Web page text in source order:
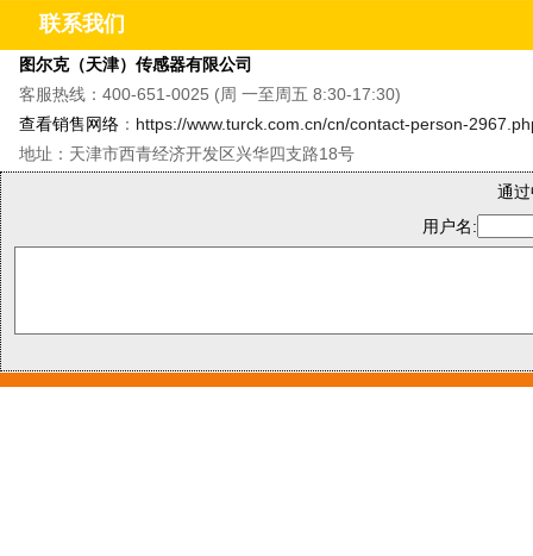
联系我们
图尔克（天津）传感器有限公司
客服热线：400-651-0025 (周 一至周五 8:30-17:30)
查看销售网络 ： https://www.turck.com.cn/cn/contact-person-
地址：天津市西青经济开发区兴华四支路18号
通
用户名: